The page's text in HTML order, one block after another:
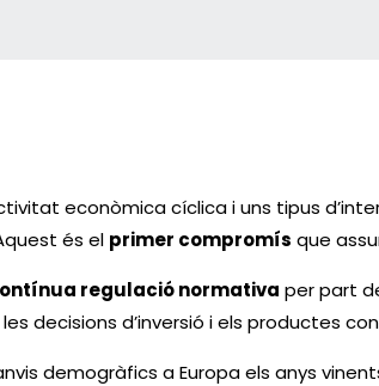
econòmica cíclica i uns tipus
és el primer compromís que
regulació normativa per part
les decisions d’inversió i els productes
demogràfics a Europa els anys